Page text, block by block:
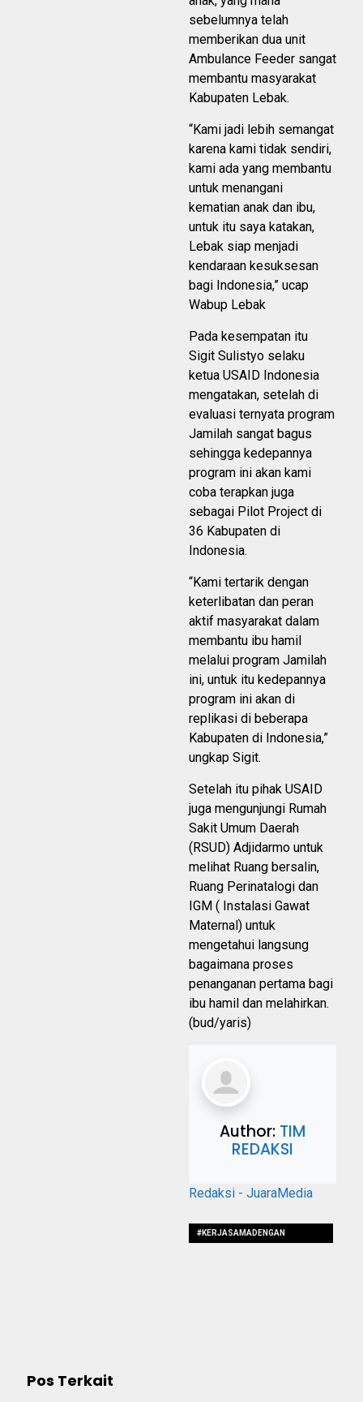
sebelumnya telah
memberikan dua unit
Ambulance Feeder sangat
membantu masyarakat
Kabupaten Lebak.
“Kami jadi lebih semangat
karena kami tidak sendiri,
kami ada yang membantu
untuk menangani
kematian anak dan ibu,
untuk itu saya katakan,
Lebak siap menjadi
kendaraan kesuksesan
bagi Indonesia,” ucap
Wabup Lebak
Pada kesempatan itu
Sigit Sulistyo selaku
ketua USAID Indonesia
mengatakan, setelah di
evaluasi ternyata program
Jamilah sangat bagus
sehingga kedepannya
program ini akan kami
coba terapkan juga
sebagai Pilot Project di
36 Kabupaten di
Indonesia.
“Kami tertarik dengan
keterlibatan dan peran
aktif masyarakat dalam
membantu ibu hamil
melalui program Jamilah
ini, untuk itu kedepannya
program ini akan di
replikasi di beberapa
Kabupaten di Indonesia,”
ungkap Sigit.
Setelah itu pihak USAID
juga mengunjungi Rumah
Sakit Umum Daerah
(RSUD) Adjidarmo untuk
melihat Ruang bersalin,
Ruang Perinatalogi dan
IGM ( Instalasi Gawat
Maternal) untuk
mengetahui langsung
bagaimana proses
penanganan pertama bagi
ibu hamil dan melahirkan.
(bud/yaris)
Author: TIM
REDAKSI
Redaksi - JuaraMedia
#KERJASAMADENGAN
Pos Terkait